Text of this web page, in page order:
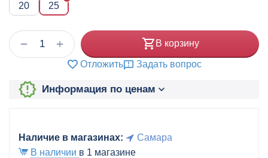
20
25
+
− В корзину
Отложить Задать вопрос
Информация по ценам
Наличие в магазинах:
Самара
В наличии в 1 магазине